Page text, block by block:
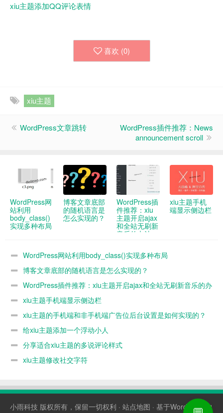
xiu主题添加QQ评论表情
喜欢 (0)
xiu主题
WordPress文章跳转
WordPress插件推荐：News
announcement scroll
WordPress网
站利用
body_class()
实现多种布局
博客文章底部
的随机语言是
怎么实现的？
WordPress插
件推荐：xiu
主题开启ajax
和全站无刷新
音乐的办法
xiu主题手机
端显示侧边栏
WordPress网站利用body_class()实现多种布局
博客文章底部的随机语言是怎么实现的？
WordPress插件推荐：xiu主题开启ajax和全站无刷新音乐的办
法 xiu主题手机端显示侧边栏
xiu主题的手机端和非手机端广告位后台设置是如何实现的？
给xiu主题添加一个浮动小人
分享适合xiu主题的多说评论样式
xiu主题修改社交字符
小雨科技 版权所有，保留一切权利 · 站点地图 · 基于WordPress构